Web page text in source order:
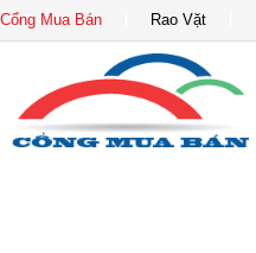
Cổng Mua Bán Rao Vặt